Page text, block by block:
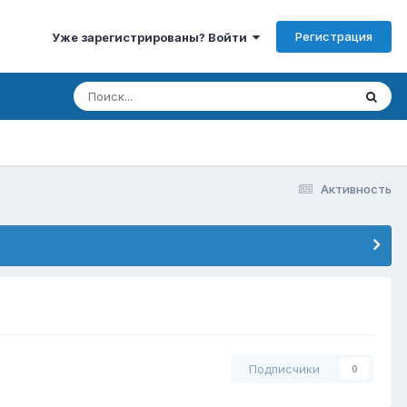
Уже зарегистрированы? Войти Регистрация
Активность
Подписчики 0